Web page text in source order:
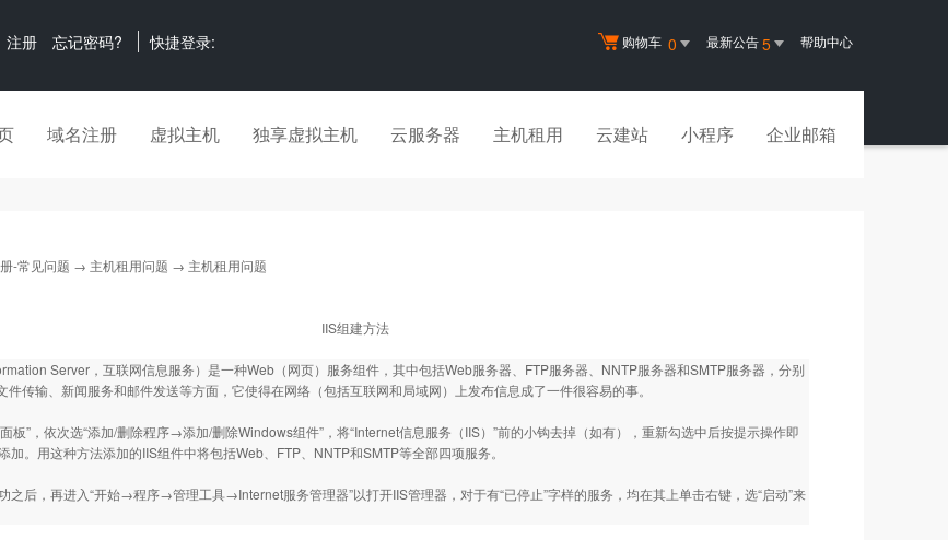
购物车 0 最新公告5 帮助中心
注册 忘记密码? 快捷登录:
域名注册 虚拟主机 独享虚拟主机 云服务器 主机租用 云建站 小程序 企业邮箱
-常见问题 → 主机租用问题 → 主机租用问题
IIS组建方法
Server，互联网信息服务）是一种Web（网页）服务组件，其中包括Web服务器、FTP服务器、NNTP服务器和SMTP服务器，分别
件传输、新闻服务和邮件发送等方面，它使得在网络（包括互联网和局域网）上发布信息成了一件很容易的事。
”，依次选“添加/删除程序→添加/删除Windows组件”，将“Internet信息服务（IIS）”前的小钩去掉（如有），重新勾选中后按提示操作即
加。用这种方法添加的IIS组件中将包括Web、FTP、NNTP和SMTP等全部四项服务。
后，再进入“开始→程序→管理工具→Internet服务管理器”以打开IIS管理器，对于有“已停止”字样的服务，均在其上单击右键，选“启动”来